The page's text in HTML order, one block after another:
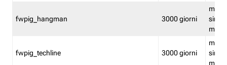
fwpig_hangman 3000 giorni
fwpig_techline 3000 giorni